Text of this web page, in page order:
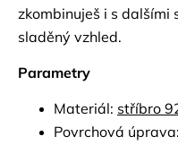
zkombinuješ i s dalšími
sladěný vzhled.
Parametry
Materiál: stříbro
Povrchová